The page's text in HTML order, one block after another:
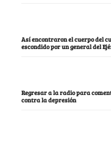
Así encontraron el cuerpo del
escondido por un general del
Regresar a la radio para
contra la depresión